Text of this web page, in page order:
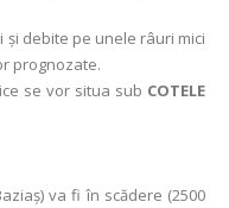
debite pe unele râuri mici
prognozate.
se vor situa sub COTELE
va fi în scădere (2500